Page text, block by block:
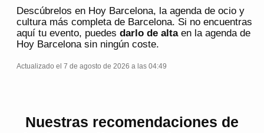
Descúbrelos en Hoy Barcelona, la agenda de ocio y
cultura más completa de Barcelona. Si no encuentras
aquí tu evento, puedes darlo de altaen la agenda de
Hoy Barcelonasin ningún coste.
Actualizado el 7 de agosto de 2026 a las 04:49
Nuestras recomendaciones de